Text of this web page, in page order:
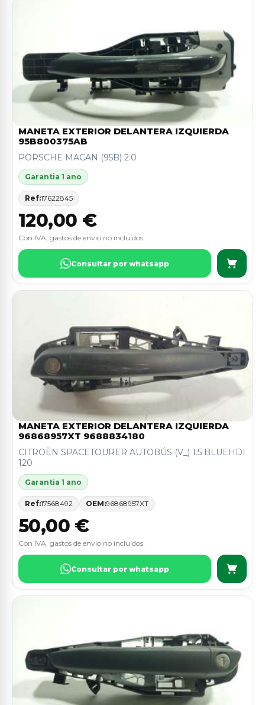
MANETA EXTERIOR DELANTERA IZQUIERDA
95B800375AB
PORSCHE MACAN (95B) 2.0
Garantia 1 ano
Ref:17622845
120,00 €
Con IVA, gastos de envio no incluidos.
Consultar por whatsapp
MANETA EXTERIOR DELANTERA IZQUIERDA
96868957XT 9688834180
CITROËN SPACETOURER AUTOBÚS (V_) 1.5 BLUEHDI
120
Garantia 1 ano
Ref:17568492 OEM:96868957XT
50,00 €
Con IVA, gastos de envio no incluidos.
Consultar por whatsapp